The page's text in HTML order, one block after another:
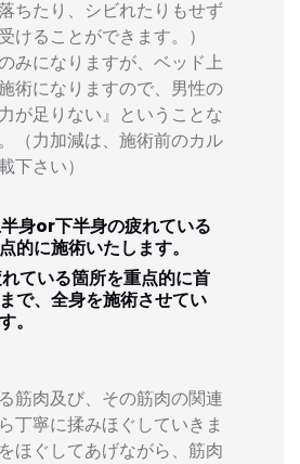
ちたり、シビれたりもせず
けることができます。）
みになりますが、ベッド上
術になりますので、男性の
が足りない』ということな
（力加減は、施術前のカル
下さい）
身or下半身の疲れている
的に施術いたします。
ている箇所を重点的に首
で、全身を施術させてい
。
筋肉及び、その筋肉の関連
丁寧に揉みほぐしていきま
ほぐしてあげながら、筋肉